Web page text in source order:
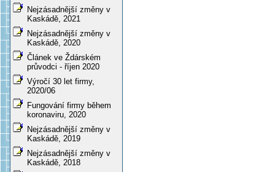
Nejzásadnější změny v
Kaskádě, 2021
Nejzásadnější změny v
Kaskádě, 2020
Článek ve Ždárském
průvodci - říjen 2020
Výročí 30 let firmy,
2020/06
Fungování firmy během
koronaviru, 2020
Nejzásadnější změny v
Kaskádě, 2019
Nejzásadnější změny v
Kaskádě, 2018